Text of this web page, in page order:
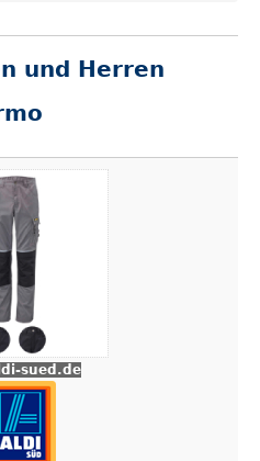
und Herren
sued.de